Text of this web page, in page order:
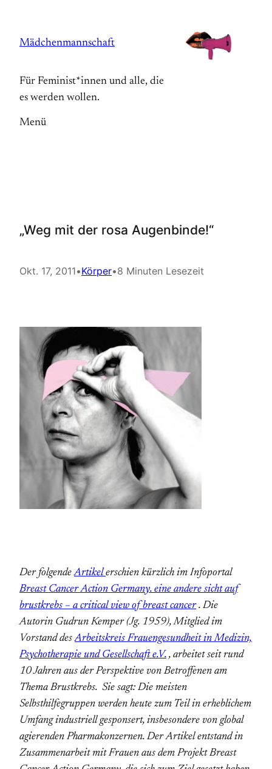
springen
Mädchenmannschaft
Für Feminist*innen und alle, die
es werden wollen.
Menü
„Weg mit der rosa Augenbinde!“
Okt. 17, 2011•Körper•8 Minuten Lesezeit
Der folgendeArtikelerschien kürzlich im Infoportal
Breast Cancer Action Germany. eine andere sicht auf
brustkrebs – a critical view of breast cancer. Die
Autorin Gudrun Kemper (Jg. 1959), Mitglied im
Vorstand desArbeitskreis Frauengesundheit in Medizin,
Psychotherapie und Gesellschaft e.V. , arbeitet seit rund
10 Jahren aus der Perspektive von Betroffenen am
Thema Brustkrebs. Sie sagt: Die meisten
Selbsthilfegruppen werden heute zum Teil in erheblichem
Umfang industriell gesponsert, insbesondere von global
agierenden Pharmakonzernen. Der Artikel entstand in
Zusammenarbeit mit Frauen aus dem Projekt Breast